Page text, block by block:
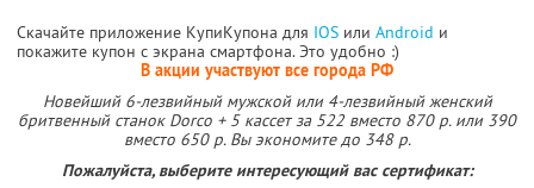
Скачайте приложение КупиКупона для IOS или Android и
покажите купон с экрана смартфона. Это удобно :)
В акции участвуют все города РФ
Новейший 6-лезвийный мужской или 4-лезвийный женский
бритвенный станок Dorco + 5 кассет за 522 вместо 870 р. или 390
вместо 650 р. Вы экономите до 348 р.
Пожалуйста, выберите интересующий вас сертификат: